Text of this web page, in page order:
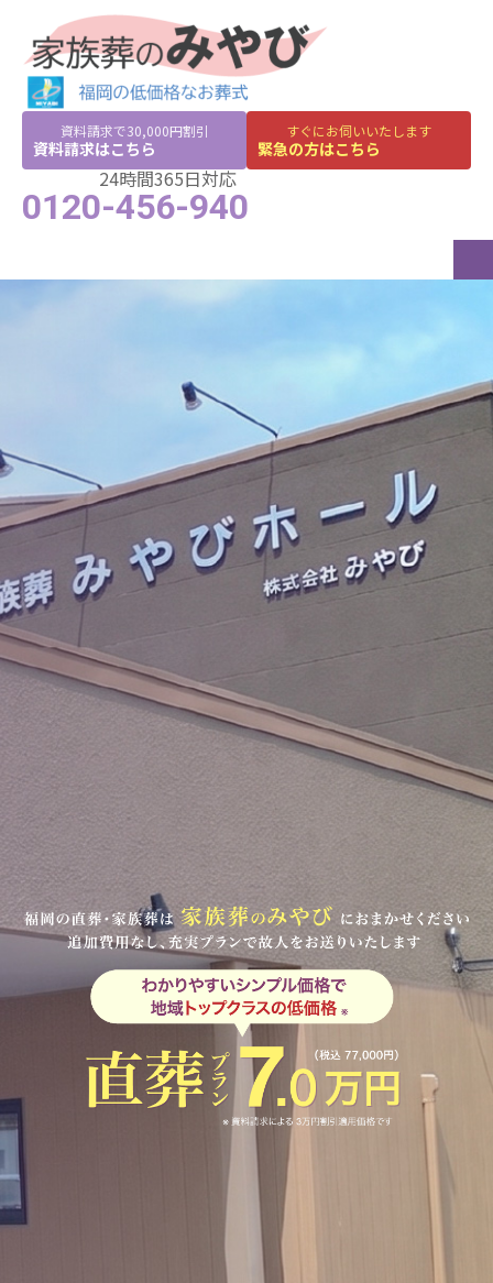
資料請求で30,000円割引
資料請求はこちら
すぐにお伺いいたします
緊急の方はこちら
24時間365日対応
0120-456-940